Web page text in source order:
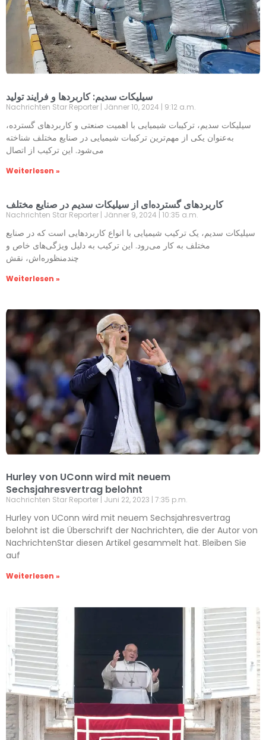
سیلیکات سدیم: کاربردها و فرایند تولید
Nachrichten Star Reporter Jänner 10, 2024 9:12 a.m.
سیلیکات سدیم، ترکیبات شیمیایی با اهمیت صنعتی و کاربردهای گسترده،
به‌عنوان یکی از مهم‌ترین ترکیبات شیمیایی در صنایع مختلف شناخته
می‌شود. این ترکیب از اتصال
Weiterlesen »
کاربردهای گسترده‌ای از سیلیکات سدیم در صنایع مختلف
Nachrichten Star Reporter Jänner 9, 2024 10:35 a.m.
سیلیکات سدیم، یک ترکیب شیمیایی با انواع کاربردهایی است که در صنایع
مختلف به کار می‌رود. این ترکیب به دلیل ویژگی‌های خاص و
چندمنظوره‌اش، نقش
Weiterlesen »
Hurley von UConn wird mit neuem
Sechsjahresvertrag belohnt
Nachrichten Star Reporter Juni 22, 2023 7:35 p.m.
Hurley von UConn wird mit neuem Sechsjahresvertrag
belohnt ist die Überschrift der Nachrichten, die der Autor von
NachrichtenStar diesen Artikel gesammelt hat. Bleiben Sie
auf
Weiterlesen »